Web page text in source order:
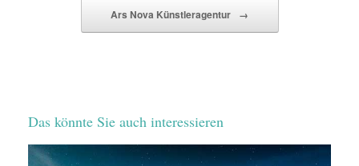
Ars Nova Künstleragentur →
Das könnte Sie auch interessieren